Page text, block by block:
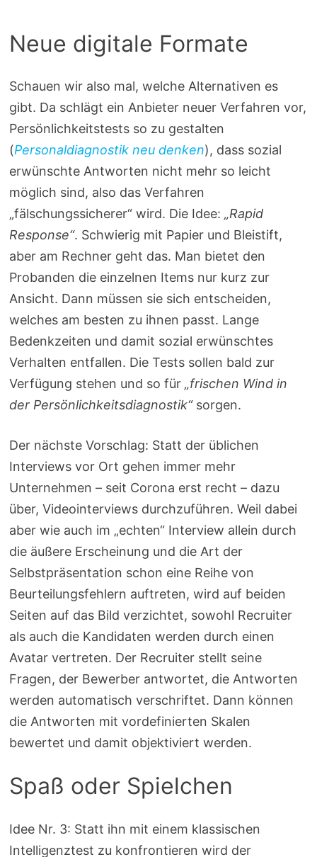
Neue digitale Formate
Schauen wir also mal, welche Alternativen es
gibt. Da schlägt ein Anbieter neuer Verfahren vor,
Persönlichkeitstests so zu gestalten
(Personaldiagnostik neu denken), dass sozial
erwünschte Antworten nicht mehr so leicht
möglich sind, also das Verfahren
„fälschungssicherer“ wird. Die Idee:„Rapid
Response“. Schwierig mit Papier und Bleistift,
aber am Rechner geht das. Man bietet den
Probanden die einzelnen Items nur kurz zur
Ansicht. Dann müssen sie sich entscheiden,
welches am besten zu ihnen passt. Lange
Bedenkzeiten und damit sozial erwünschtes
Verhalten entfallen. Die Tests sollen bald zur
Verfügung stehen und so für„frischen Wind in
der Persönlichkeitsdiagnostik“sorgen.
Der nächste Vorschlag: Statt der üblichen
Interviews vor Ort gehen immer mehr
Unternehmen – seit Corona erst recht – dazu
über, Videointerviews durchzuführen. Weil dabei
aber wie auch im „echten“ Interview allein durch
die äußere Erscheinung und die Art der
Selbstpräsentation schon eine Reihe von
Beurteilungsfehlern auftreten, wird auf beiden
Seiten auf das Bild verzichtet, sowohl Recruiter
als auch die Kandidaten werden durch einen
Avatar vertreten. Der Recruiter stellt seine
Fragen, der Bewerber antwortet, die Antworten
werden automatisch verschriftet. Dann können
die Antworten mit vordefinierten Skalen
bewertet und damit objektiviert werden.
Spaß oder Spielchen
Idee Nr. 3: Statt ihn mit einem klassischen
Intelligenztest zu konfrontieren wird der